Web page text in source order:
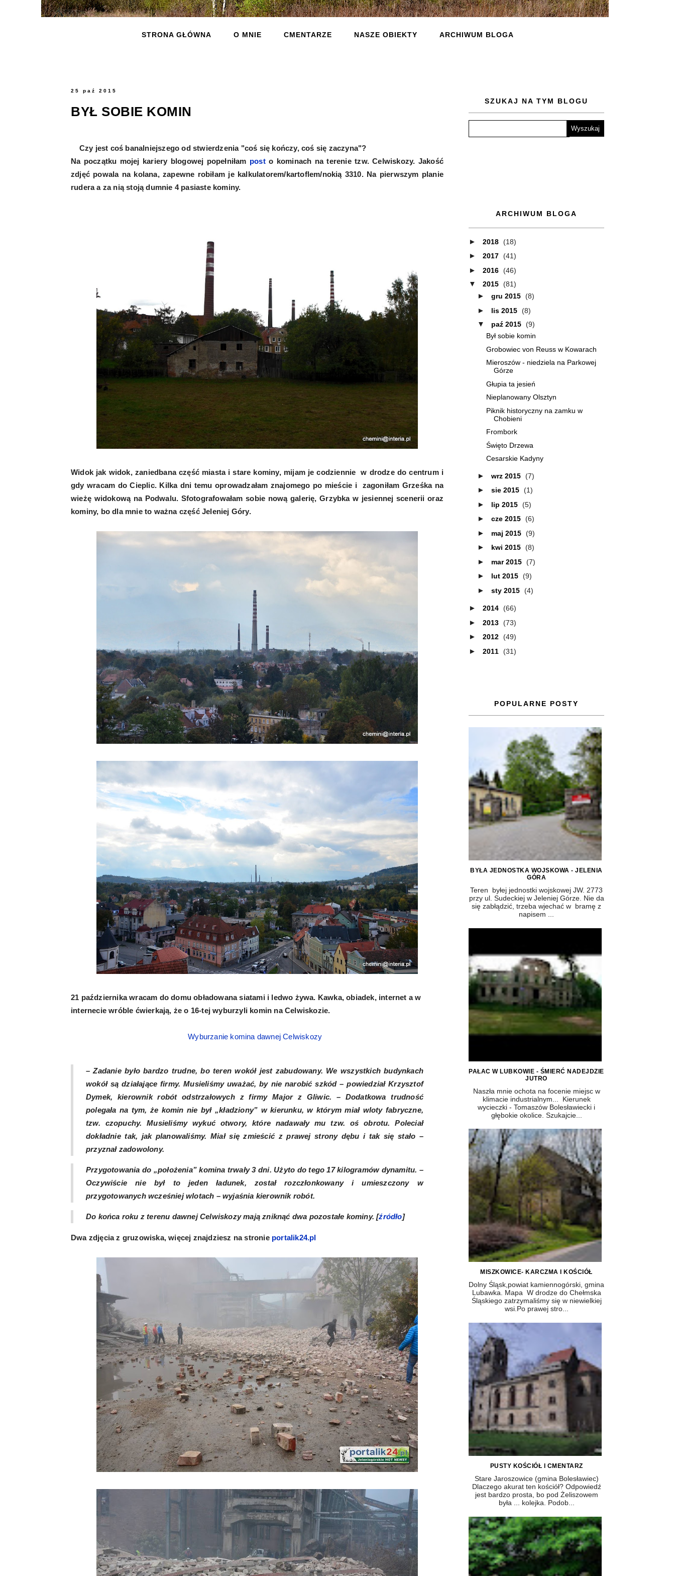
STRONA GŁÓWNA O MNIE CMENTARZE NASZE OBIEKTY ARCHIWUM BLOGA
25 paź 2015
BYŁ SOBIE KOMIN
Czy jest coś banalniejszego od stwierdzenia "coś się kończy, coś się zaczyna"?
Na początku mojej kariery blogowej popełniłam posto kominach na terenie tzw. Celwiskozy. Jakość
zdjęć powala na kolana, zapewne robiłam je kalkulatorem/kartoflem/nokią 3310. Na pierwszym planie
rudera a za nią stoją dumnie 4 pasiaste kominy.
Widok jak widok, zaniedbana część miasta i stare kominy, mijam je codziennie w drodze do centrum i
gdy wracam do Cieplic. Kilka dni temu oprowadzałam znajomego po mieście i zagoniłam Grześka na
wieżę widokową na Podwalu. Sfotografowałam sobie nową galerię, Grzybka w jesiennej scenerii oraz
kominy, bo dla mnie to ważna część Jeleniej Góry.
21 października wracam do domu obładowana siatami i ledwo żywa. Kawka, obiadek, internet a w
internecie wróble ćwierkają, że o 16-tej wyburzyli komin na Celwiskozie.
Wyburzanie komina dawnej Celwiskozy
– Zadanie było bardzo trudne, bo teren wokół jest zabudowany. We wszystkich budynkach
wokół są działające firmy. Musieliśmy uważać, by nie narobić szkód – powiedział Krzysztof
Dymek, kierownik robót odstrzałowych z firmy Major z Gliwic. – Dodatkowa trudność
polegała na tym, że komin nie był „kładziony” w kierunku, w którym miał wloty fabryczne,
tzw. czopuchy. Musieliśmy wykuć otwory, które nadawały mu tzw. oś obrotu. Poleciał
dokładnie tak, jak planowaliśmy. Miał się zmieścić z prawej strony dębu i tak się stało –
przyznał zadowolony.
Przygotowania do „położenia” komina trwały 3 dni. Użyto do tego 17 kilogramów dynamitu. –
Oczywiście nie był to jeden ładunek, został rozczłonkowany i umieszczony w
przygotowanych wcześniej wlotach – wyjaśnia kierownik robót.
Do końca roku z terenu dawnej Celwiskozy mają zniknąć dwa pozostałe kominy. [źródło]
Dwa zdjęcia z gruzowiska, więcej znajdziesz na stronie portalik24.pl
SZUKAJ NA TYM BLOGU
ARCHIWUM BLOGA
► 2018 (18)
► 2017 (41)
► 2016 (46)
▼ 2015 (81)
► gru 2015 (8)
► lis 2015 (8)
▼ paź 2015 (9)
Był sobie komin
Grobowiec von Reuss w Kowarach
Mieroszów - niedziela na Parkowej
Górze
Głupia ta jesień
Nieplanowany Olsztyn
Piknik historyczny na zamku w
Chobieni
Frombork
Święto Drzewa
Cesarskie Kadyny
► wrz 2015 (7)
► sie 2015 (1)
► lip 2015 (5)
► cze 2015 (6)
► maj 2015 (9)
► kwi 2015 (8)
► mar 2015 (7)
► lut 2015 (9)
► sty 2015 (4)
► 2014 (66)
► 2013 (73)
► 2012 (49)
► 2011 (31)
POPULARNE POSTY
BYŁA JEDNOSTKA WOJSKOWA - JELENIA
GÓRA
Teren byłej jednostki wojskowej JW. 2773
przy ul. Sudeckiej w Jeleniej Górze. Nie da
się zabłądzić, trzeba wjechać w bramę z
napisem ...
PAŁAC W LUBKOWIE - ŚMIERĆ NADEJDZIE
JUTRO
Naszła mnie ochota na focenie miejsc w
klimacie industrialnym... Kierunek
wycieczki - Tomaszów Bolesławiecki i
głębokie okolice. Szukajcie...
MISZKOWICE- KARCZMA I KOŚCIÓŁ
Dolny Śląsk,powiat kamiennogórski, gmina
Lubawka. Mapa W drodze do Chełmska
Śląskiego zatrzymaliśmy się w niewielkiej
wsi.Po prawej stro...
PUSTY KOŚCIÓŁ I CMENTARZ
Stare Jaroszowice (gmina Bolesławiec)
Dlaczego akurat ten kościół? Odpowiedź
jest bardzo prosta, bo pod Żeliszowem
była ... kolejka. Podob...